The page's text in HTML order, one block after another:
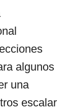
algunos
una
escalar